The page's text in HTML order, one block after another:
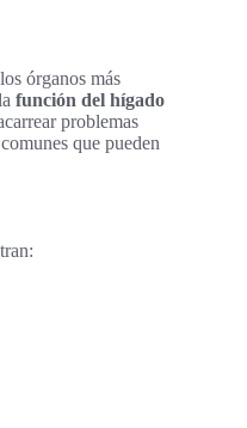
órganos más
función del hígado
problemas
que pueden